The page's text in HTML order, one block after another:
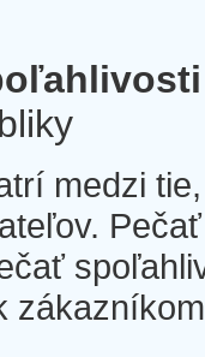
medzi